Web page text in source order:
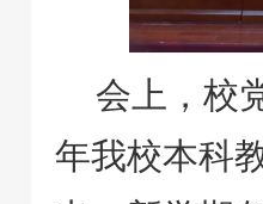
会上，校
年我校本科